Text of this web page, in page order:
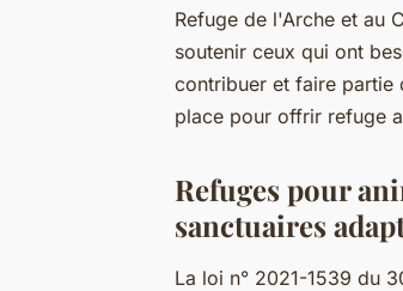
Refuge de l'Arche et au
soutenir ceux qui ont
contribuer et faire partie
place pour offrir refuge
Refuges pour
sanctuaires
La loi n° 2021-1539 du